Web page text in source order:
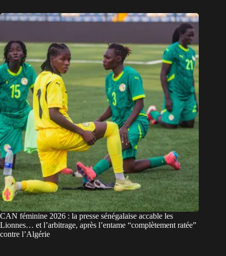
CAN féminine 2026 : la presse sénégalaise accable les
Lionnes… et l’arbitrage, après l’entame “complètement ratée”
contre l’Algérie